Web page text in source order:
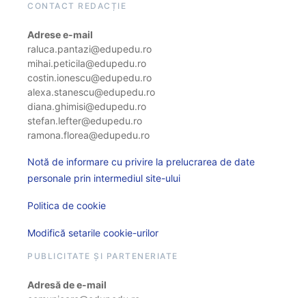
CONTACT REDACȚIE
Adrese e-mail
raluca.pantazi@edupedu.ro
mihai.peticila@edupedu.ro
costin.ionescu@edupedu.ro
alexa.stanescu@edupedu.ro
diana.ghimisi@edupedu.ro
stefan.lefter@edupedu.ro
ramona.florea@edupedu.ro
Notă de informare cu privire la prelucrarea de date
personale prin intermediul site-ului
Politica de cookie
Modifică setarile cookie-urilor
PUBLICITATE ȘI PARTENERIATE
Adresă de e-mail